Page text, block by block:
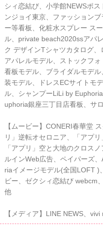
シィ恋結び、小学館NEWSポ
ンジョイ東京、ファッション
ー等看板、化粧水スプレー ス
ル、private beach2020ssアパ
ク デザインTシャツカタログ
アパレルモデル、ストックフ
看板モデル、ブライダルモデ
装モデル、ドレスECサイトモ
ル、シャンプーLiLi by
uphoria銀座三丁目店看板、サ
【ムービー】CONERI春華堂
リ」逆転オセロニア、「アプ
「アプリ」空と大地のクロス
ルインWeb広告、ペイパーズ
riaイメージモデル(全国LOFT )
ビー、ゼクシィ恋結び webcm
他
【メディア】LINE NEWS、